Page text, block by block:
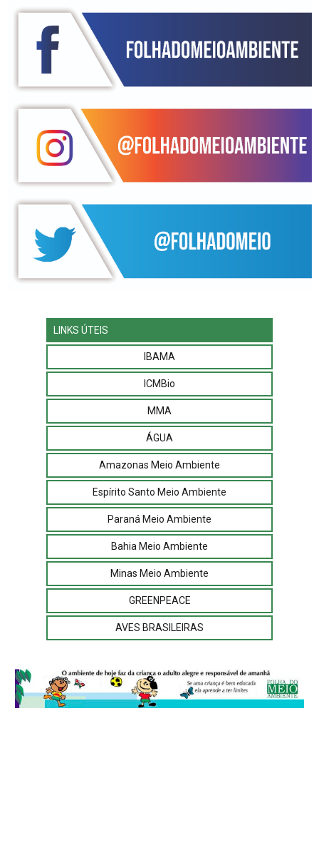
LINKS ÚTEIS
IBAMA
ICMBio
MMA
ÁGUA
Amazonas Meio Ambiente
Espírito Santo Meio Ambiente
Paraná Meio Ambiente
Bahia Meio Ambiente
Minas Meio Ambiente
GREENPEACE
AVES BRASILEIRAS